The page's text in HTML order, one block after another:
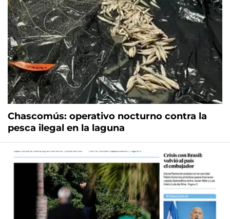
Chascomús: operativo nocturno contra la
pesca ilegal en la laguna